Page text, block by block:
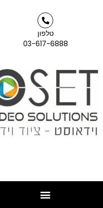
טלפון
03-617-6888